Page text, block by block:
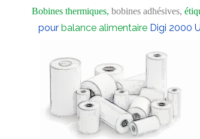
Bobines thermiques, bobines adhésives,
pour balance alimentaireDigi 2000